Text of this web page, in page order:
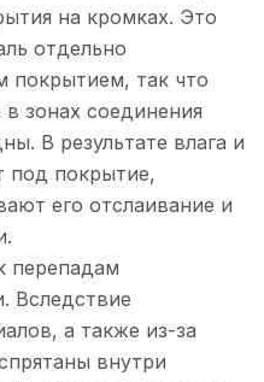
на кромках. Это
отдельно
покрытием, так что
зонах соединения
В результате влага и
под покрытие,
его отслаивание и
перепадам
Вследствие
а также из-за
внутри